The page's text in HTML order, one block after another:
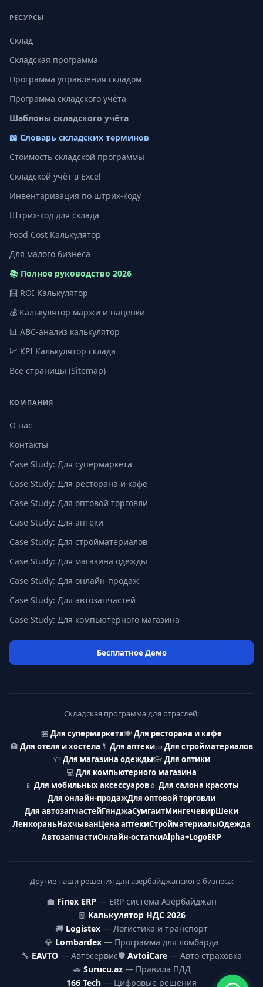
РЕСУРСЫ
Склад
Складская программа
Программа управления складом
Программа складского учёта
Шаблоны складского учёта
📖 Словарь складских терминов
Стоимость складской программы
Складской учёт в Excel
Инвентаризация по штрих-коду
Штрих-код для склада
Food Cost Калькулятор
Для малого бизнеса
📚 Полное руководство 2026
🧮 ROI Калькулятор
💰 Калькулятор маржи и наценки
📊 ABC-анализ калькулятор
📈 KPI Калькулятор склада
Все страницы (Sitemap)
КОМПАНИЯ
О нас
Контакты
Case Study: Для супермаркета
Case Study: Для ресторана и кафе
Case Study: Для оптовой торговли
Case Study: Для аптеки
Case Study: Для стройматериалов
Case Study: Для магазина одежды
Case Study: Для онлайн-продаж
Case Study: Для автозапчастей
Case Study: Для компьютерного магазина
Бесплатное Демо
Складская программа для отраслей:
🏪 Для супермаркета🍽Для ресторана и кафе
🏨 Для отеля и хостела 💊 Для аптеки🧱Для стройматериалов
👕Для магазина одежды👓 Для оптики
💻Для компьютерного магазина
📱 Для мобильных аксессуаров💄 Для салона красоты
Для онлайн-продажДля оптовой торговли
Для автозапчастейГянджаСумгаитМингечевирШеки
ЛенкораньНахчыванЦена аптекиСтройматериалыОдежда
АвтозапчастиОнлайн-остаткиAlpha+LogoERP
Другие наши решения для азербайджанского бизнеса:
💼 Finex ERP — ERP система Азербайджан
🧾 Калькулятор НДС 2026
🚚 Logistex — Логистика и транспорт
💎 Lombardex — Программа для ломбарда
🔧 EAVTO — Автосервис🛡 AvtoiCare — Авто страховка
🚗 Surucu.az— Правила ПДД
166 Tech — Цифровые решения